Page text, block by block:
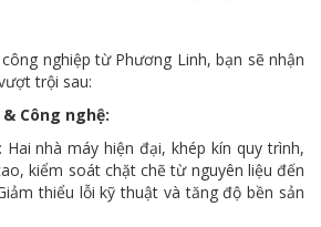
nghiệp từ Phương Linh, bạn sẽ nhận
trội sau:
Công nghệ:
nhà máy hiện đại, khép kín quy trình,
kiểm soát chặt chẽ từ nguyên liệu đến
thiểu lỗi kỹ thuật và tăng độ bền sản